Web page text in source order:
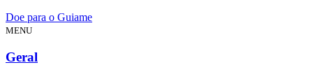
Doe para o Guiame
MENU
Geral